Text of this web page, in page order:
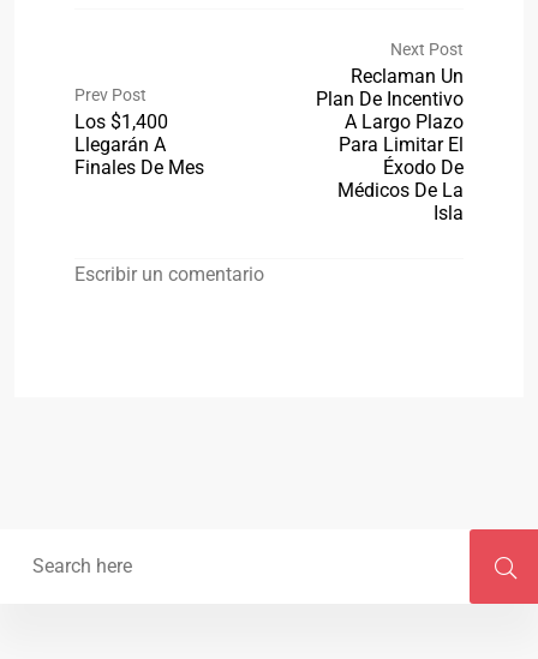
Prev Post
Los $1,400
Llegarán A
Finales De Mes
Next Post
Reclaman Un
Plan De Incentivo
A Largo Plazo
Para Limitar El
Éxodo De
Médicos De La
Isla
Escribir un comentario